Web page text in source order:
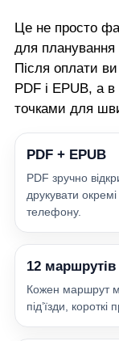
Це не просто
для планування
Після оплати
PDF і EPUB, а
точками для
PDF + EPUB
PDF зручно
друкувати
телефону.
12
Кожен маршрут
під’їзди, короткі